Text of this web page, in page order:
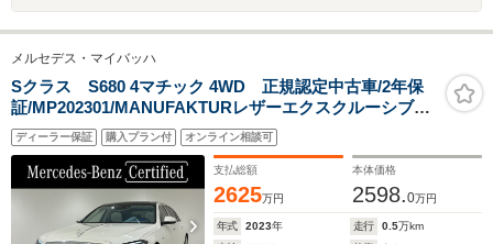
メルセデス・マイバッハ
Sクラス S680 4マチック 4WD 正規認定中古車/2年保
証/MP202301/MANUFAKTURレザーエクスクルーシブパ
ッケージ/クリスタルホワイト内装/ブルメスターハイエン
ド4Dサウンド/ピアノラッカーフローイングラインインテ
リア/クーリングBOX
ディーラー保証 購入プラン付 オンライン相談可
支払総額
2625万円
本体価格
2598.0万円
年式 2023年 走行 0.5万km